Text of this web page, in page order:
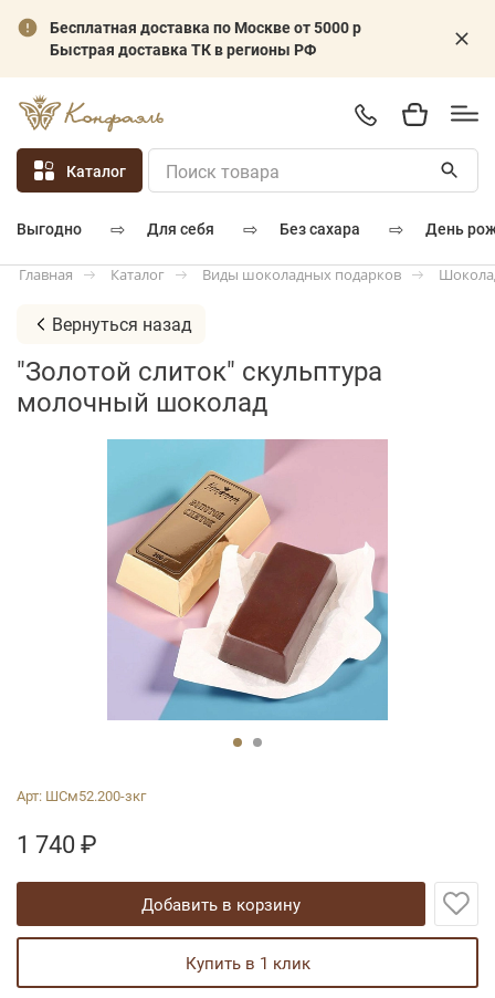
Бесплатная доставка по Москве от 5000 р
Быстрая доставка ТК в регионы РФ
Каталог
выгодно ⇨ для себя ⇨ без сахара ⇨ день
Главная Каталог Виды шоколадных подарков
Вернуться назад
"Золотой слиток" скульптура
молочный шоколад
Арт: ШСм52.200-зкг
1 740 ₽
добавить в корзину
купить в 1 клик